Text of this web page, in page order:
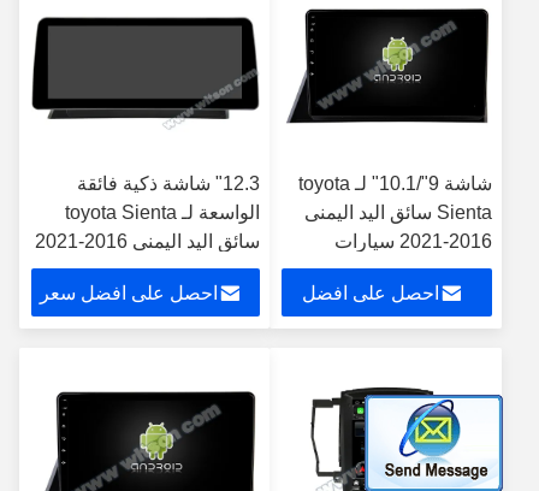
شاشة 9"/10.1" لـ toyota
Sienta سائق اليد اليمنى
2016-2021 سيارات
متعددة الوسائط ستيريو
احصل على افضل
12.3" شاشة ذكية فائقة
الواسعة لـ toyota Sienta
سائق اليد اليمنى 2016-2021
سيارات متعددة الوسائط
ستيريواحصل على افضل سعر